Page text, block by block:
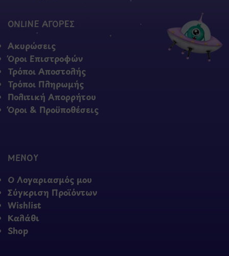
ONLINE ΑΓΟΡΕΣ
Ακυρώσεις
Όροι Επιστροφών
Τρόποι Αποστολής
Τρόποι Πληρωμής
Πολιτική Απορρήτου
Όροι & Προϋποθέσεις
ΜΕΝΟΥ
Ο Λογαριασμός μου
Σύγκριση Προϊόντων
Wishlist
Καλάθι
Shop